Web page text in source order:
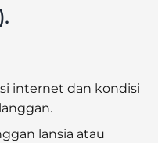
internet dan kondisi
lansia atau